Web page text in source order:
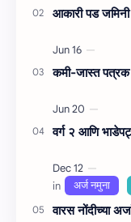
कमी-जास्त
वर्ग २ आणि
वारस नोंदीच्‍या